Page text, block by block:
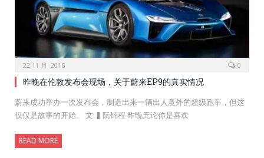
22 11 月, 2016 0
昨晚在伦敦发布会现场，关于蔚来EP9的真实情况
蔚来成功举办一次发布会，制造出来一辆出人意外的超级跑车，但这
仅仅是故事的开始。 文 ▍阮锦程 昨晚无论你是喜欢
READ MORE